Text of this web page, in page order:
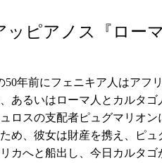
ッピアノス『ロー
年前にフェニキア人はアフ
あるいはローマ人とカルタ
ロスの支配者ピュグマリオ
め、彼女は財産を携え、ピ
カへと船出し、今日カルタ